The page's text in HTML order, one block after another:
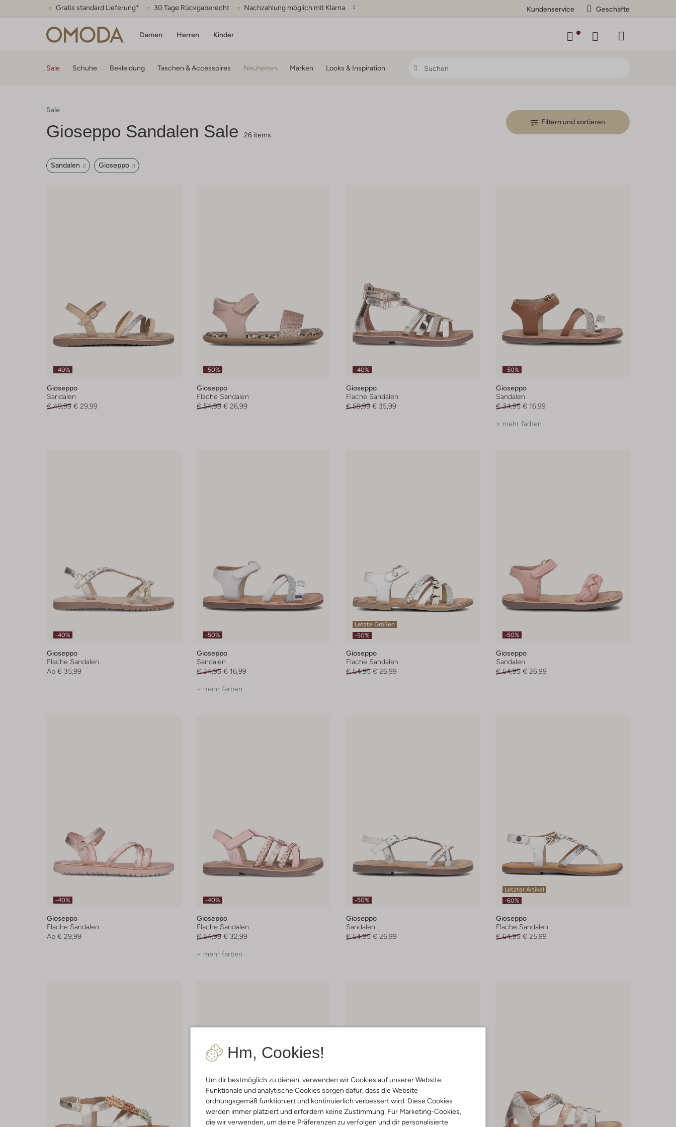
Gratis standard Lieferung* 30 Tage Rückgaberecht Nachzahlung möglich mit Klarna Kundenservice Geschäfte
Damen Herren Kinder
Hm, Cookies!
Um dir bestmöglich zu dienen, verwenden wir Cookies auf unserer Website.
Funktionale und analytische Cookies sorgen dafür, dass die Website
ordnungsgemäß funktioniert und kontinuierlich verbessert wird. Diese Cookies
werden immer platziert und erfordern keine Zustimmung. Für Marketing-Cookies,
die wir verwenden, um deine Präferenzen zu verfolgen und dir personalisierte
Sale Schuhe Bekleidung Taschen & Accessoires Neuheiten Marken Looks & Inspiration
Sale
Gioseppo Sandalen Sale 26 items
Filtern und sortieren
Sandalen Gioseppo
-40%
Gioseppo
Sandalen
€ 49,99 € 29,99
-50%
Gioseppo
Flache Sandalen
€ 54,99 € 26,99
-40%
Gioseppo
Flache Sandalen
€ 59,99 € 35,99
-50%
Gioseppo
Sandalen
€ 34,95 € 16,99
+ mehr farben
-40%
Gioseppo
Flache Sandalen
Ab € 35,99
-50%
Gioseppo
Sandalen
€ 34,95 € 16,99
+ mehr farben
Letzte Größen
-50%
Gioseppo
Flache Sandalen
€ 54,95 € 26,99
-50%
Gioseppo
Sandalen
€ 54,95 € 26,99
-40%
Gioseppo
Flache Sandalen
Ab € 29,99
-40%
Gioseppo
Flache Sandalen
€ 54,99 € 32,99
+ mehr farben
-50%
Gioseppo
Sandalen
€ 54,95 € 26,99
Letzter Artikel
-60%
Gioseppo
Flache Sandalen
€ 64,95 € 25,99